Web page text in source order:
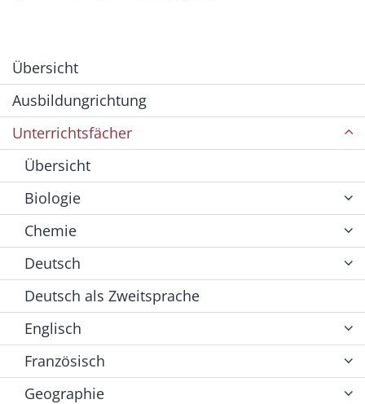
Übersicht
Ausbildungrichtung
Unterrichtsfächer
Übersicht
Biologie
Chemie
Deutsch
Deutsch als Zweitsprache
Englisch
Französisch
Geographie